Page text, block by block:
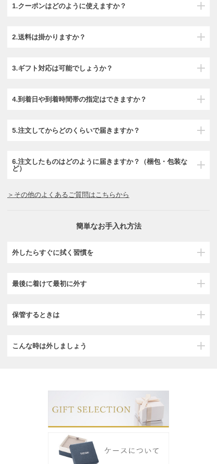
1.クーポンはどのように使えますか？
2.送料は掛かりますか？
3.ギフト対応は可能でしょうか？
4.到着日や到着時間帯の指定はできますか？
5.注文してからどのくらいで届きますか？
6.注文したものはどのように届きますか？（梱包・包装な
ど）
＞その他のよくあるご質問はこちらから
簡単なお手入れ方法
外したらすぐに拭く習慣を
最後に着けて最初に外す
保管するときは
こんな時は外しましょう